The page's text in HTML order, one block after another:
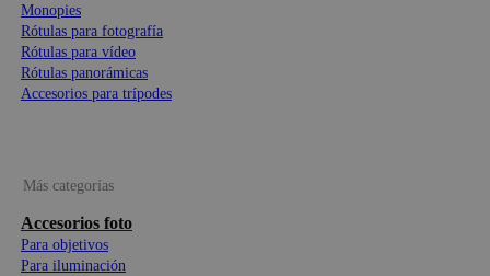
Monopies
Rótulas para fotografía
Rótulas para vídeo
Rótulas panorámicas
Accesorios para trípodes
Más categorías
Accesorios foto
Para objetivos
Para iluminación